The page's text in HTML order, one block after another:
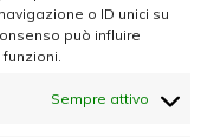
o ID unici su
può influire
Sempre attivo